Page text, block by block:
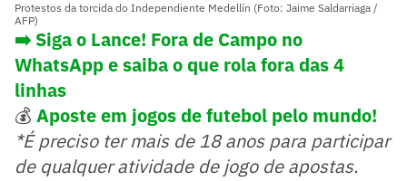
Protestos da torcida do Independiente Medellín (Foto: Jaime Saldarriaga /
AFP)
➡️ Siga o Lance! Fora de Campo no
WhatsApp e saiba o que rola fora das 4
linhas
💰 Aposte em jogos de futebol pelo mundo!
*É preciso ter mais de 18 anos para participar
de qualquer atividade de jogo de apostas.